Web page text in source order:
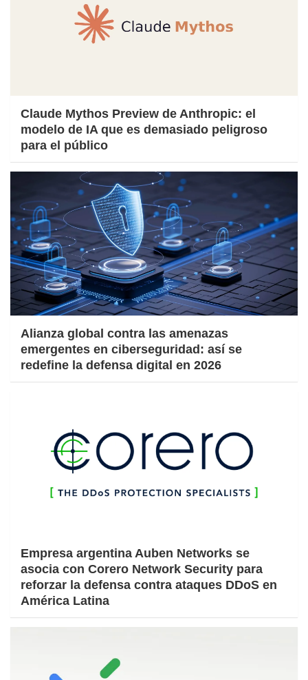
Claude Mythos Preview de Anthropic: el
modelo de IA que es demasiado peligroso
para el público
Alianza global contra las amenazas
emergentes en ciberseguridad: así se
redefine la defensa digital en 2026
Empresa argentina Auben Networks se
asocia con Corero Network Security para
reforzar la defensa contra ataques DDoS en
América Latina